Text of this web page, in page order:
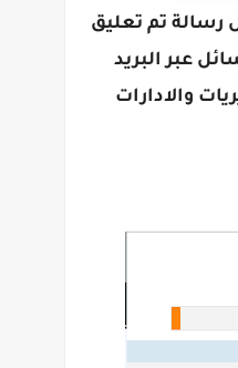
رسالة تم تعليق
عبر البريد
والادارات